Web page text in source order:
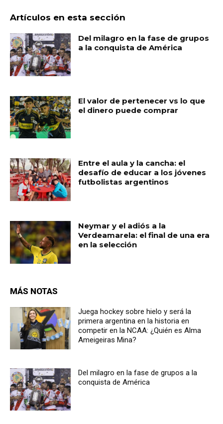
Artículos en esta sección
Del milagro en la fase de grupos
a la conquista de América
El valor de pertenecer vs lo que
el dinero puede comprar
Entre el aula y la cancha: el
desafío de educar a los jóvenes
futbolistas argentinos
Neymar y el adiós a la
Verdeamarela: el final de una era
en la selección
MÁS NOTAS
Juega hockey sobre hielo y será la
primera argentina en la historia en
competir en la NCAA: ¿Quién es Alma
Ameigeiras Mina?
Del milagro en la fase de grupos a la
conquista de América